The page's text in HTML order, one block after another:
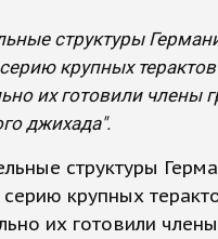
структуры
крупных
их готовили члены
джихада".
структуры
крупных
их готовили члены